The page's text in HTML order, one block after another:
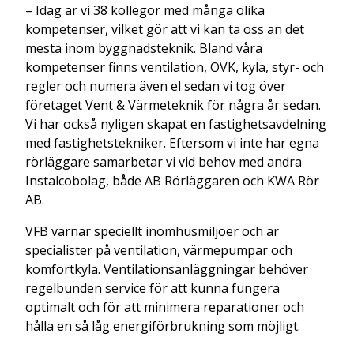
– Idag är vi 38 kollegor med många olika
kompetenser, vilket gör att vi kan ta oss an det
mesta inom byggnadsteknik. Bland våra
kompetenser finns ventilation, OVK, kyla, styr- och
regler och numera även el sedan vi tog över
företaget Vent & Värmeteknik för några år sedan.
Vi har också nyligen skapat en fastighetsavdelning
med fastighetstekniker. Eftersom vi inte har egna
rörläggare samarbetar vi vid behov med andra
Instalcobolag, både AB Rörläggaren och KWA Rör
AB.
VFB värnar speciellt inomhusmiljöer och är
specialister på ventilation, värmepumpar och
komfortkyla. Ventilationsanläggningar behöver
regelbunden service för att kunna fungera
optimalt och för att minimera reparationer och
hålla en så låg energiförbrukning som möjligt.